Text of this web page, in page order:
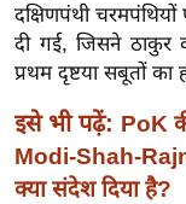
सा
हि
त्य
ज
ग
त
दक्षिणपंथी
दी गई, जिसने ठाकुर
प्रथम दृष्टया सबूतों
इसे भी पढ़ें: PoK
Modi-Shah-
क्या संदेश दिया है?